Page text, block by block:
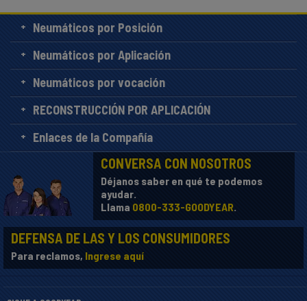
Neumáticos por Posición
Neumáticos por Aplicación
Neumáticos por vocación
RECONSTRUCCIÓN POR APLICACIÓN
Enlaces de la Compañía
CONVERSA CON NOSOTROS
Déjanos saber en qué te podemos
ayudar.
Llama 0800-333-GOODYEAR.
DEFENSA DE LAS Y LOS CONSUMIDORES
Para reclamos, Ingrese aquí